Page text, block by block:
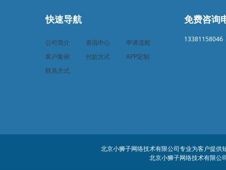
快速导航
公司简介 资讯中心
申请流程
客户案例
付款方式
APP定制
联系方式
免费咨询
13381158046
北京小狮子网络技术有限公司专业为客户提
北京小狮子网络技术有限公